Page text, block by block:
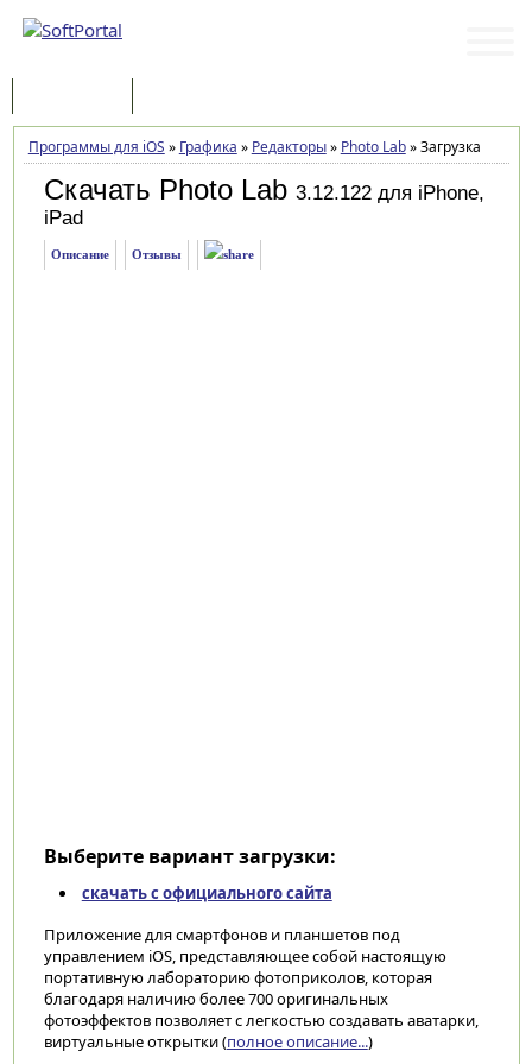
Программы для iOS » Графика » Редакторы» Photo Lab»Загрузка
Скачать Photo Lab 3.12.122 для iPhone,
iPad
Описание Отзывы
Выберите вариант загрузки:
скачать с официального сайта
Приложение для смартфонов и планшетов под
управлением iOS, представляющее собой настоящую
портативную лабораторию фотоприколов, которая
благодаря наличию более 700 оригинальных
фотоэффектов позволяет с легкостью создавать аватарки,
виртуальные открытки (полное описание...)